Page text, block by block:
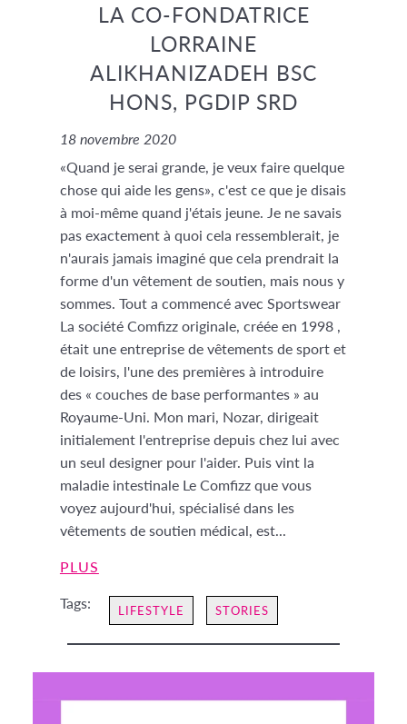
LA CO-FONDATRICE
LORRAINE
ALIKHANIZADEH BSC
HONS, PGDIP SRD
18 novembre 2020
«Quand je serai grande, je veux faire quelque
chose qui aide les gens», c'est ce que je disais
à moi-même quand j'étais jeune. Je ne savais
pas exactement à quoi cela ressemblerait, je
n'aurais jamais imaginé que cela prendrait la
forme d'un vêtement de soutien, mais nous y
sommes. Tout a commencé avec Sportswear
La société Comfizz originale, créée en 1998 ,
était une entreprise de vêtements de sport et
de loisirs, l'une des premières à introduire
des « couches de base performantes » au
Royaume-Uni. Mon mari, Nozar, dirigeait
initialement l'entreprise depuis chez lui avec
un seul designer pour l'aider. Puis vint la
maladie intestinale Le Comfizz que vous
voyez aujourd'hui, spécialisé dans les
vêtements de soutien médical, est...
PLUS
Tags: LIFESTYLE STORIES